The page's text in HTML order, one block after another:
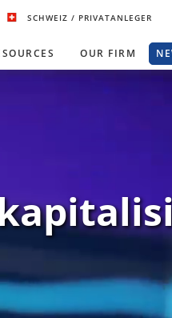
SCHWEIZ/ PRIVATANLEGER
OUR FIRM